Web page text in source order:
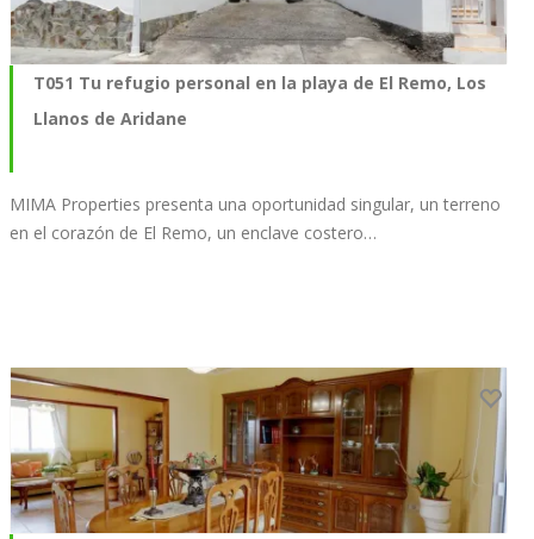
T051 Tu refugio personal en la playa de El Remo, Los
Llanos de Aridane
MIMA Properties presenta una oportunidad singular, un terreno
en el corazón de El Remo, un enclave costero…